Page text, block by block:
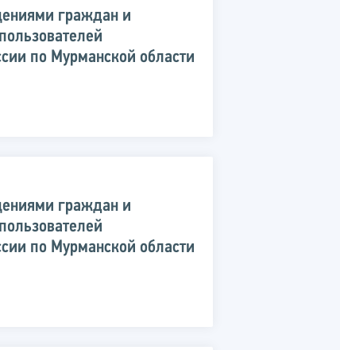
граждан и
по Мурманской области
граждан и
по Мурманской области